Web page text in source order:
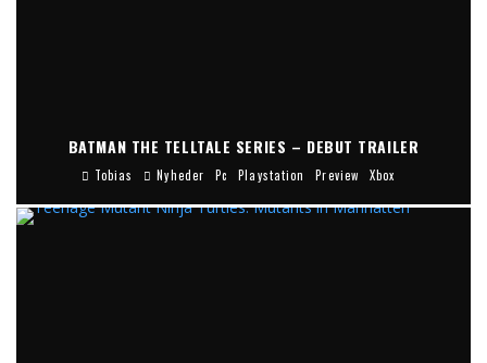
BATMAN THE TELLTALE SERIES – DEBUT TRAILER
Tobias Nyheder Pc Playstation Preview Xbox